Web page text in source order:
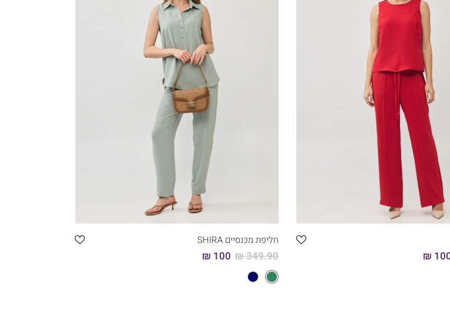
38
42
קני עכשיו
100
40
42
קני עכשיו
חליפת מכנסיים SHIRA
100 ₪ 349.90 ₪